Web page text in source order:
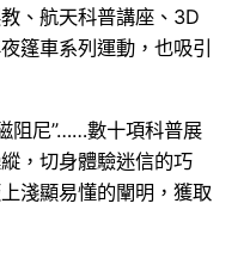
、航天科普講座、3D
篷車系列運動，也吸引
阻尼”……數十項科普展
，切身體驗迷信的巧
淺顯易懂的闡明，獲取